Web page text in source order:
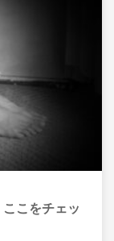
こをチェッ